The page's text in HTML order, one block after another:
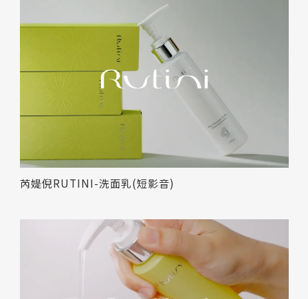
芮媞倪RUTINI-洗面乳(短影音)